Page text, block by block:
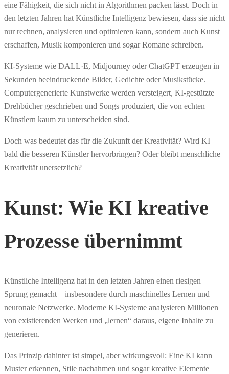
eine Fähigkeit, die sich nicht in Algorithmen packen lässt. Doch in
den letzten Jahren hat Künstliche Intelligenz bewiesen, dass sie nicht
nur rechnen, analysieren und optimieren kann, sondern auch Kunst
erschaffen, Musik komponieren und sogar Romane schreiben.
KI-Systeme wie DALL·E, Midjourney oder ChatGPT erzeugen in
Sekunden beeindruckende Bilder, Gedichte oder Musikstücke.
Computergenerierte Kunstwerke werden versteigert, KI-gestützte
Drehbücher geschrieben und Songs produziert, die von echten
Künstlern kaum zu unterscheiden sind.
Doch was bedeutet das für die Zukunft der Kreativität? Wird KI
bald die besseren Künstler hervorbringen? Oder bleibt menschliche
Kreativität unersetzlich?
Kunst: Wie KI kreative
Prozesse übernimmt
Künstliche Intelligenz hat in den letzten Jahren einen riesigen
Sprung gemacht – insbesondere durch maschinelles Lernen und
neuronale Netzwerke. Moderne KI-Systeme analysieren Millionen
von existierenden Werken und „lernen“ daraus, eigene Inhalte zu
generieren.
Das Prinzip dahinter ist simpel, aber wirkungsvoll: Eine KI kann
Muster erkennen, Stile nachahmen und sogar kreative Elemente